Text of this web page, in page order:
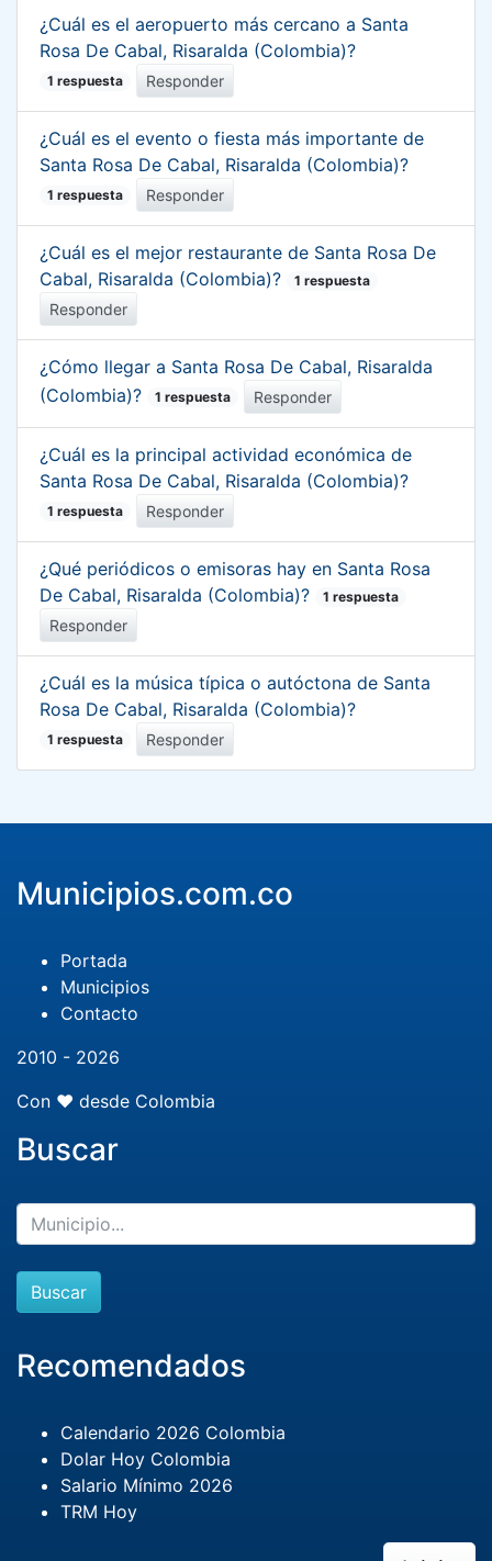
¿Cuál es el aeropuerto más cercano a Santa
Rosa De Cabal, Risaralda (Colombia)?
1 respuesta Responder
¿Cuál es el evento o fiesta más importante de
Santa Rosa De Cabal, Risaralda (Colombia)?
1 respuesta Responder
¿Cuál es el mejor restaurante de Santa Rosa De
Cabal, Risaralda (Colombia)?
1 respuesta
Responder
¿Cómo llegar a Santa Rosa De Cabal, Risaralda
(Colombia)?
1 respuesta Responder
¿Cuál es la principal actividad económica de
Santa Rosa De Cabal, Risaralda (Colombia)?
1 respuesta Responder
¿Qué periódicos o emisoras hay en Santa Rosa
De Cabal, Risaralda (Colombia)?
1 respuesta
Responder
¿Cuál es la música típica o autóctona de Santa
Rosa De Cabal, Risaralda (Colombia)?
1 respuesta Responder
Municipios.com.co
Portada
Municipios
Contacto
2010 - 2026
Con ❤️ desde Colombia
Buscar
Buscar
Recomendados
Calendario 2026 Colombia
Dolar Hoy Colombia
Salario Mínimo 2026
TRM Hoy